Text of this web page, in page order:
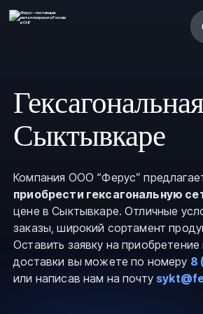
Сыктывкаре
Компания ООО “Ферус”
приобрести гексагональную
цене в Сыктывкаре. Отличные
заказы, широкий сортамент
Оставить заявку на приобретение
доставки вы можете по номеру 8
или написав нам на почту